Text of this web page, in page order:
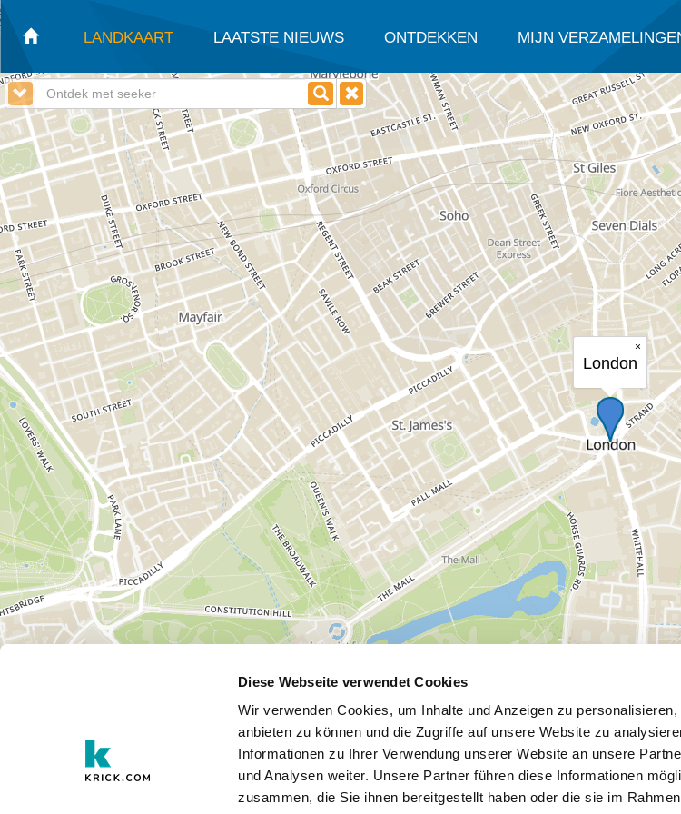
Diese Webseite verwendet Cookies
Wir verwenden Cookies, um Inhalte und Anzeigen zu
anbieten zu können und die Zugriffe auf unsere Website zu
Informationen zu Ihrer Verwendung unserer Website an unsere
und Analysen weiter. Unsere Partner führen diese Informationen
zusammen, die Sie ihnen bereitgestellt haben oder die sie im
LANDKAART LAATSTE NIEUWS ONTDEKKEN MIJN
×
London